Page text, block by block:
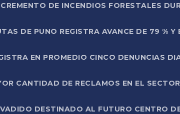
DE INCENDIOS FORESTALES
DE PUNO REGISTRA AVANCE DE 79 %
EN PROMEDIO CINCO DENUNCIAS
CANTIDAD DE RECLAMOS EN EL
DESTINADO AL FUTURO CENTRO